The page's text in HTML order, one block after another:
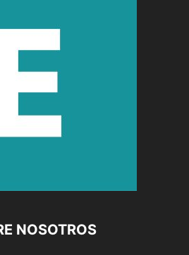
NOSOTROS